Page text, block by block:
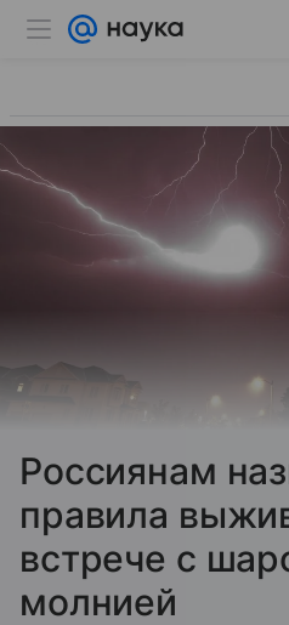
Россиянам
правила
встрече с
молнией